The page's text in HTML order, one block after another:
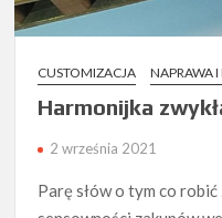
CUSTOMIZACJA NAPRAWA
Harmonijka
2 września 2021
Parę słów o tym co